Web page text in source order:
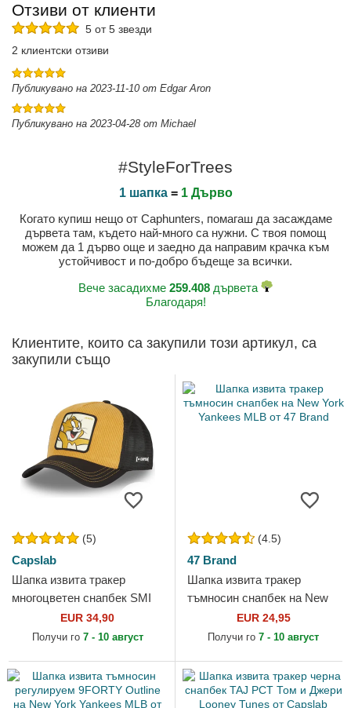
Отзиви от клиенти
5 от 5 звезди
2 клиентски отзиви
Публикувано на 2023-11-10 от Edgar Aron
Публикувано на 2023-04-28 от Michael
#StyleForTrees
1 шапка= 1 Дърво
Когато купиш нещо от Caphunters, помагаш да засаждаме
дървета там, където най-много са нужни. С твоя помощ
можем да 1 дърво още и заедно да направим крачка към
устойчивост и по-добро бъдеще за всички.
Вече засадихме 259.408 дървета
Благодаря!
Клиентите, които са закупили този артикул, са
закупили също
(5)
Capslab
Шапка извита тракер
многоцветен снапбек SMI
Джери Looney Tunes от
Capslab
EUR 34,90
Получи го 7 - 10 август
(4.5)
47 Brand
Шапка извита тракер
тъмносин снапбек на New
York Yankees MLB от 47
Brand
EUR 24,95
Получи го 7 - 10 август